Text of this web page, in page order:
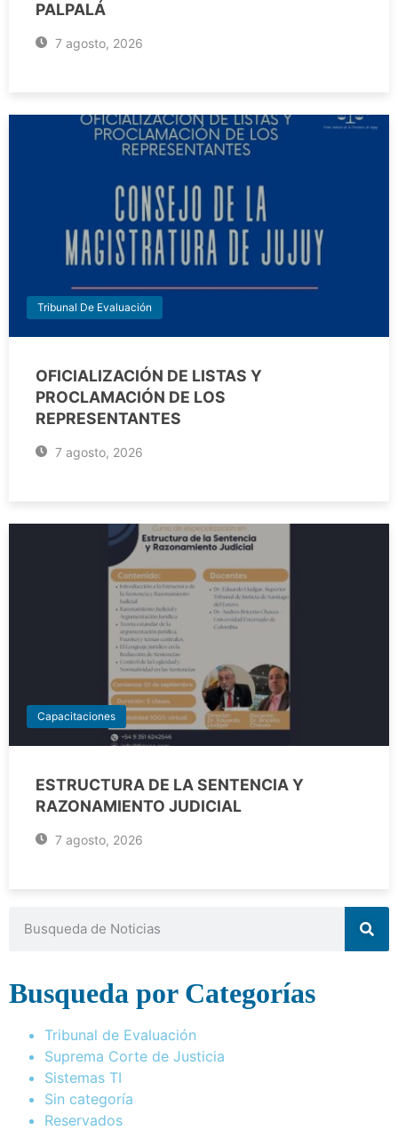
PALPALÁ
7 agosto, 2026
Tribunal De Evaluación
OFICIALIZACIÓN DE LISTAS Y
PROCLAMACIÓN DE LOS
REPRESENTANTES
7 agosto, 2026
Capacitaciones
ESTRUCTURA DE LA SENTENCIA Y
RAZONAMIENTO JUDICIAL
7 agosto, 2026
Busqueda por Categorías
Tribunal de Evaluación
Suprema Corte de Justicia
Sistemas TI
Sin categoría
Reservados